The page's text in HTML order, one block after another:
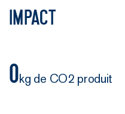
Impact
0kg de CO2 produit